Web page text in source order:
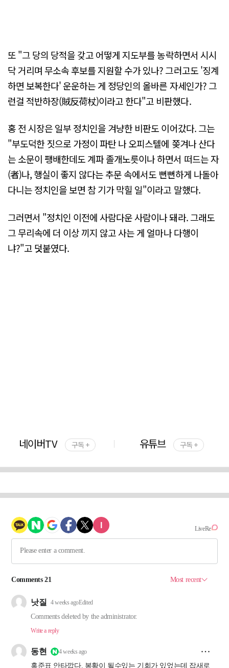
또 "그 당의 당적을 갖고 어떻게 지도부를 농락하면서 시시
닥 거리며 무소속 후보를 지원할 수가 있나? 그러고도 '징계
하면 보복한다' 운운하는 게 정당인의 올바른 자세인가? 그
런걸 적반하장(賊反荷杖)이라고 한다"고 비판했다.
홍 전 시장은 일부 정치인을 겨냥한 비판도 이어갔다. 그는
"부도덕한 짓으로 가정이 파탄 나 오피스텔에 쫒겨나 산다
는 소문이 팽배한데도 계파 졸개노릇이나 하면서 떠드는 자
(者)나, 행실이 좋지 않다는 추문 속에서도 뻔뻔하게 나돌아
다니는 정치인을 보면 참 기가 막힐 일"이라고 말했다.
그러면서 "정치인 이전에 사람다운 사람이나 돼라. 그래도
그 무리속에 더 이상 끼지 않고 사는 게 얼마나 다행이
냐?"고 덧붙였다.
네이버TV 구독 + 유튜브 구독 +